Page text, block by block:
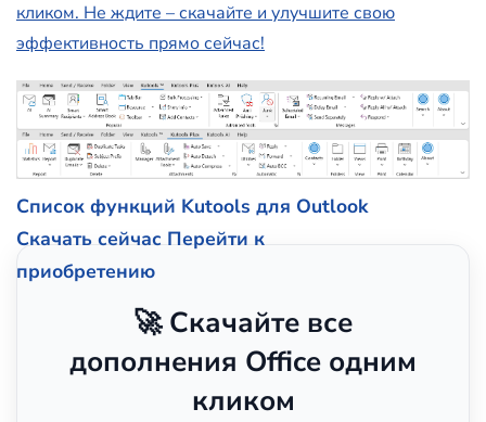
кликом. Не ждите – скачайте и улучшите свою
эффективность прямо сейчас!
Список функций Kutools для Outlook
Скачать сейчас Перейти к
приобретению
🚀 Скачайте все
дополнения Office одним
кликом